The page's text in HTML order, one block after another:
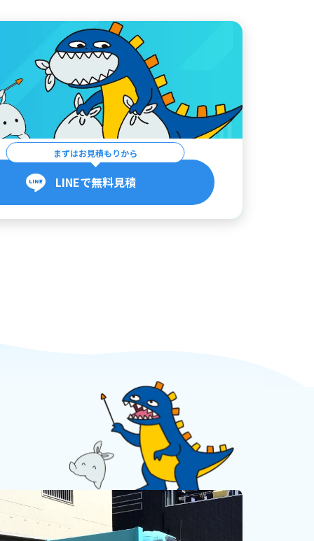
まずはお見積もりから
LINEで無料見積